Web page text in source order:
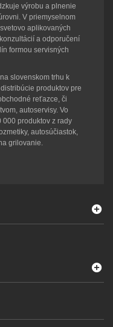
výrobu a plnenie
V priemyselnom
aplikovaných
a odporučení
formou servisných
slovenskom trhu k
produktov pre
reťazce, či
autoservisy. Vo
000 produktov z rady
autosúčiastok,
grilovanie.